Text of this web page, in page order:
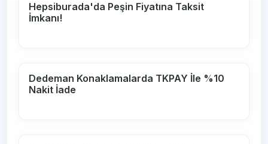
Hepsiburada'da Peşin Fiyatına Taksit
İmkanı!
Dedeman Konaklamalarda TKPAY İle %10
Nakit İade